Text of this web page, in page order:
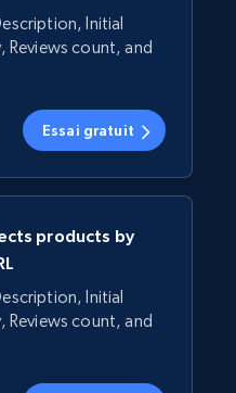
Initial
Reviews count, and
Essai gratuit
products by
Initial
Reviews count, and